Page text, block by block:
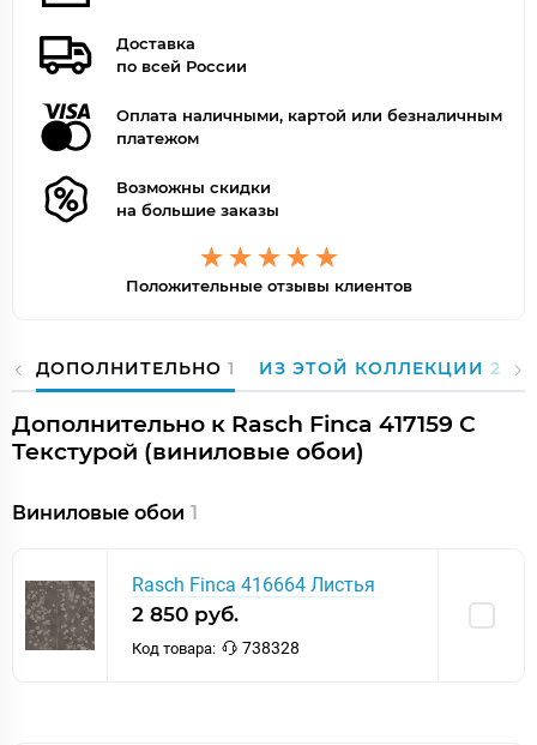
Доставка
по всей России
Оплата наличными, картой или безналичным
платежом
Возможны скидки
на большие заказы
Положительные отзывы клиентов
ДОПОЛНИТЕЛЬНО 1 ИЗ ЭТОЙ КОЛЛЕКЦИИ 29
Дополнительно к Rasch Finca 417159 С
Текстурой (виниловые обои)
Виниловые обои 1
Rasch Finca 416664 Листья
2 850 руб.
Код товара: 738328